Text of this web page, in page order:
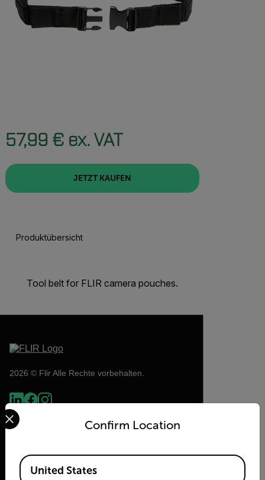
57,99 € ex. VAT
JETZT KAUFEN
Produktübersicht
Tool belt for FLIR camera pouches.
2026 © Flir Alle Rechte vorbehalten.
Confirm Location
Select your preferred country and language from the
Available Locations
United States